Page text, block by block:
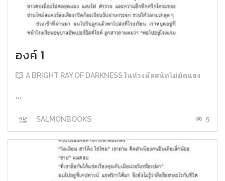
องค์ 1
A BRIGHT RAY OF DARKNESS ในห้วงมืดสนิทไม่มิดแสง
...
SALMONBOOKS 5